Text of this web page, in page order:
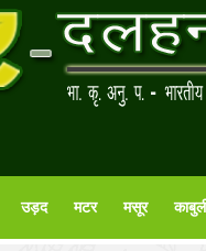
उड़द मटर मसूर